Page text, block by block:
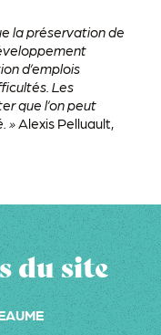
la préservation de
d’emplois
Les
que l’on peut
»Alexis Pelluault,
du site